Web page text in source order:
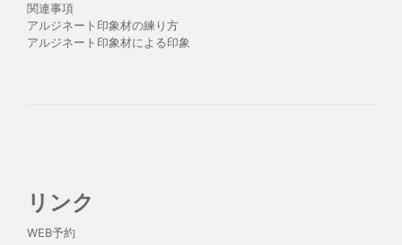
関連事項
アルジネート印象材の練り方
アルジネート印象材による印象
リンク
WEB予約